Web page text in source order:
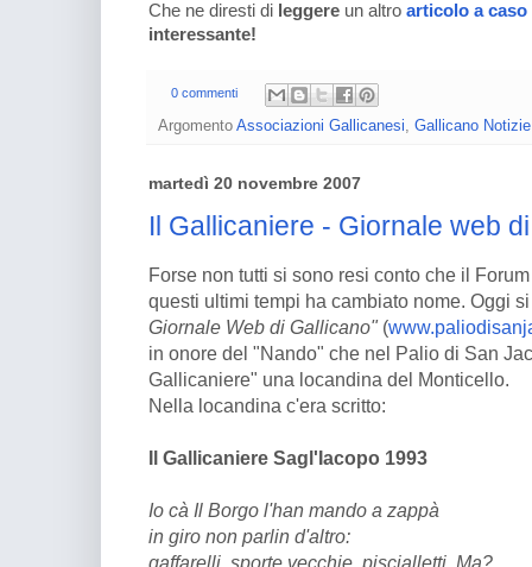
Che ne diresti di leggere un altro articolo a caso
interessante!
0 commenti
Argomento Associazioni Gallicanesi Gallicano Notizie
martedì 20 novembre 2007
Il Gallicaniere - Giornale web
Forse non tutti si sono resi conto che il
questi ultimi tempi ha cambiato nome. Oggi
Giornale Web di Gallicano"(
in onore del "Nando" che nel Palio di San
Gallicaniere" una locandina del Monticello.
Nella locandina c'era scritto:
Il Gallicaniere Sagl'Iacopo 1993
Io cà Il Borgo l'han mando a zappà
in giro non parlin d'altro: